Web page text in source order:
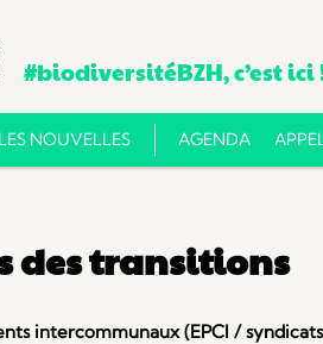
#biodiversitéBZH, c’est ici
LES NOUVELLES AGENDA
des transitions
intercommunaux (EPCI /